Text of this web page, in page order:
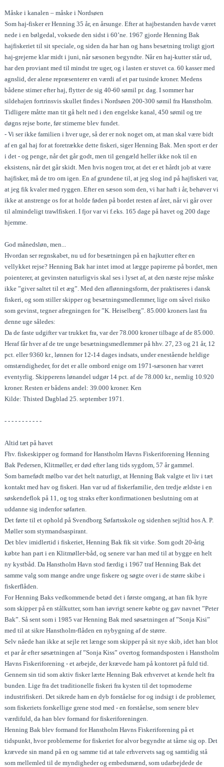
Måske i kanalen – måske i Nordsøen
Som haj-fisker er Henning 35 år, en årsunge. Efter at hajbestanden havde været
nede i en bølgedal, voksede den sidst i 60’ne. 1967 gjorde Henning Bak
hajfiskeriet til sit speciale, og siden da har han og hans besætning troligt gjort
haj-grejerne klar midt i juni, når sæsonen begyndte. Når en haj-kutter står ud,
har den proviant med til mindst tre uger, og i lasten er stuvet ca. 60 kasser med
agnslid, der alene repræsenterer en værdi af et par tusinde kroner. Medens
bådene stimer efter haj, flytter de sig 40-60 sømil pr. dag. I sommer har
sildehajen fortrinsvis skullet findes i Nordsøen 200-300 sømil fra Hanstholm.
Tidligere måtte man tit gå helt ned i den engelske kanal, 450 sømil og tre
døgns rejse borte, før stimerne blev fundet.
- Vi ser ikke familien i hver uge, så der er nok noget om, at man skal være bidt
af en gal haj for at foretrække dette fiskeri, siger Henning Bak. Men sport er der
i det - og penge, når det går godt, men til gengæld heller ikke nok til en
eksistens, når det går skidt. Men hvis nogen tror, at det er et hårdt job at være
hajfisker, må de tro om igen. En af grundene til, at jeg slog ind på hajfiskeri var,
at jeg fik kvaler med ryggen. Efter en sæson som den, vi har haft i år, behøver vi
ikke at anstrenge os for at holde føden på bordet resten af året, når vi går over
til almindeligt trawlfiskeri. I fjor var vi f.eks. 165 dage på havet og 200 dage
hjemme.
God månedsløn, men...
Hvordan ser regnskabet, nu ud for besætningen på en hajkutter efter en
vellykket rejse? Henning Bak har intet imod at lægge papirerne på bordet, men
poienterer, at gevinsten naturligvis skal ses i lyset af, at den næste rejse måske
ikke ”giver saltet til et æg”. Med den aflønningsform, der praktiseres i dansk
fiskeri, og som stiller skipper og besætningsmedlemmer, lige om såvel risiko
som gevinst, tegner afregningen for ”K. Heiselberg”. 85.000 kroners last fra
denne uge således:
Da de faste udgifter var trukket fra, var der 78.000 kroner tilbage af de 85.000.
Heraf får hver af de tre unge besætningsmedlemmer på hhv. 27, 23 og 21 år, 12
pct. eller 9360 kr., lønnen for 12-14 dages indsats, under enestående heldige
omstændigheder, for det er alle ombord enige om 1971-sæsonen har været
eventyrlig. Skipperens lønandel udgør 14 pct. af de 78.000 kr., nemlig 10.920
kroner. Resten er bådens andel: 39.000 kroner. Ken
Kilde: Thisted Dagblad 25. september 1971.
- - - - - - - - - - -
Altid tæt på havet
Fhv. fiskeskipper og formand for Hanstholm Havns Fiskeriforening Henning
Bak Pedersen, Klitmøller, er død efter lang tids sygdom, 57 år gammel.
Som barnefødt mølbo var det helt naturligt, at Henning Bak valgte et liv i tæt
kontakt med hav og fiskeri. Han var ud af fiskerfamilie, den tredje ældste i en
søskendeflok på 11, og tog straks efter konfirmationen beslutning om at
uddanne sig indenfor søfarten.
Det førte til et ophold på Svendborg Søfartsskole og sidenhen sejltid hos A. P.
Møller som styrmandsaspirant.
Det blev imidlertid i fiskeriet, Henning Bak fik sit virke. Som godt 20-årig
købte han part i en Klitmøller-båd, og senere var han med til at bygge en helt
ny kystbåd. Da Hanstholm Havn stod færdig i 1967 traf Henning Bak det
samme valg som mange andre unge fiskere og søgte over i de større skibe i
fiskerflåden.
For Henning Baks vedkommende betød det i første omgang, at han fik hyre
som skipper på en stålkutter, som han iøvrigt senere købte og gav navnet ”Peter
Bak”. Så sent som i 1985 var Henning Bak med søsætningen af ”Sonja Kisi”
med til at sikre Hanstholm-flåden en nybygning af de større.
Selv nåede han ikke at sejle ret længe som skipper på sit nye skib, idet han blot
et par år efter søsætningen af ”Sonja Kiss” overtog formandsposten i Hanstholm
Havns Fiskeriforening - et arbejde, der krævede ham på kontoret på fuld tid.
Gennem sin tid som aktiv fisker lærte Henning Bak erhvervet at kende helt fra
bunden. Lige fra det traditionelle fiskeri fra kysten til det topmoderne
industrifiskeri. Det sikrede ham en dyb forståelse for og indsigt i de problemer,
som fiskeriets forskellige grene stod med - en forståelse, som senere blev
værdifuld, da han blev formand for fiskeriforeningen.
Henning Bak blev formand for Hanstholm Havns Fiskeriforening på et
tidspunkt, hvor problemerne for fiskeriet for alvor begyndte at tårne sig op. Det
krævede sin mand på en og samme tid at tale erhvervets sag og samtidig stå
som mellemled til de myndigheder og embedsmænd, som udarbejdede de